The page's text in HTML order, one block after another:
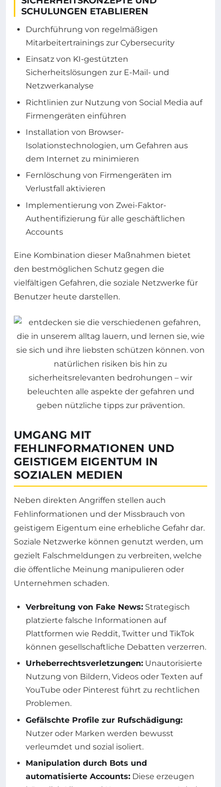
SCHULUNGEN ETABLIEREN
Durchführung von regelmäßigen
Mitarbeitertrainings zur Cybersecurity
Einsatz von KI-gestützten
Sicherheitslösungen zur E-Mail- und
Netzwerkanalyse
Richtlinien zur Nutzung von Social Media auf
Firmengeräten einführen
Installation von Browser-
Isolationstechnologien, um Gefahren aus
dem Internet zu minimieren
Fernlöschung von Firmengeräten im
Verlustfall aktivieren
Implementierung von Zwei-Faktor-
Authentifizierung für alle geschäftlichen
Accounts
Eine Kombination dieser Maßnahmen bietet
den bestmöglichen Schutz gegen die
vielfältigen Gefahren, die soziale Netzwerke für
Benutzer heute darstellen.
UMGANG MIT
FEHLINFORMATIONEN UND
GEISTIGEM EIGENTUM IN
SOZIALEN MEDIEN
Neben direkten Angriffen stellen auch
Fehlinformationen und der Missbrauch von
geistigem Eigentum eine erhebliche Gefahr dar.
Soziale Netzwerke können genutzt werden, um
gezielt Falschmeldungen zu verbreiten, welche
die öffentliche Meinung manipulieren oder
Unternehmen schaden.
Verbreitung von Fake News: Strategisch
platzierte falsche Informationen auf
Plattformen wie Reddit, Twitter und TikTok
können gesellschaftliche Debatten verzerren.
Urheberrechtsverletzungen: Unautorisierte
Nutzung von Bildern, Videos oder Texten auf
YouTube oder Pinterest führt zu rechtlichen
Problemen.
Gefälschte Profile zur Rufschädigung:
Nutzer oder Marken werden bewusst
verleumdet und sozial isoliert.
Manipulation durch Bots und
automatisierte Accounts: Diese erzeugen